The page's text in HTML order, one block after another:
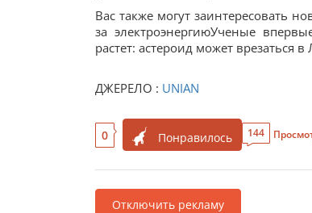
Вас также могут заинтересовать
за электроэнергиюУченые
растет: астероид может врезаться
ДЖЕРЕЛО : UNIAN
0 Понравилось 144
Отключить рекламу